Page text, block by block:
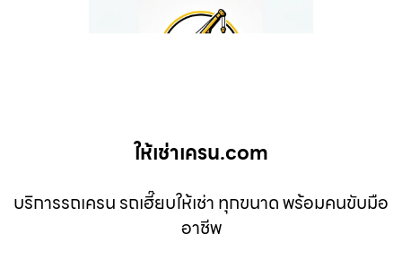
ให้เช่าเครน.com
บริการรถเครน รถเฮี๊ยบให้เช่า ทุกขนาด พร้อมคนขับมือ
อาชีพ